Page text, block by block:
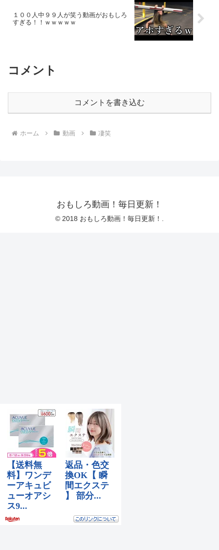
１００人中９９人が笑う動画がおもしろ
すぎる！！ｗｗｗｗｗ
コメント
コメントを書き込む
ホーム 動画 凄笑
おもしろ動画！毎日更新！
© 2018 おもしろ動画！毎日更新！.